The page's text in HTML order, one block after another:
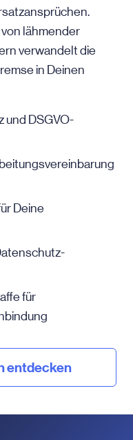
lähmender
verwandelt die
in Deinen
und DSGVO-
Deine
für
entdecken